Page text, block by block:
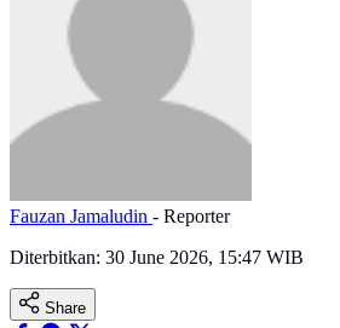
Fauzan Jamaludin - Reporter
Diterbitkan: 30 June 2026, 15:47 WIB
Share